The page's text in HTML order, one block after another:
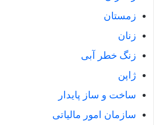
زمستان
زنان
زنگ خطر آبی
ژاپن
ساخت و ساز پایدار
سازمان امور مالیاتی